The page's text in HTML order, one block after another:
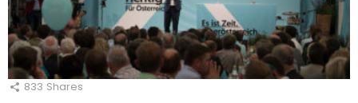
833 Shares